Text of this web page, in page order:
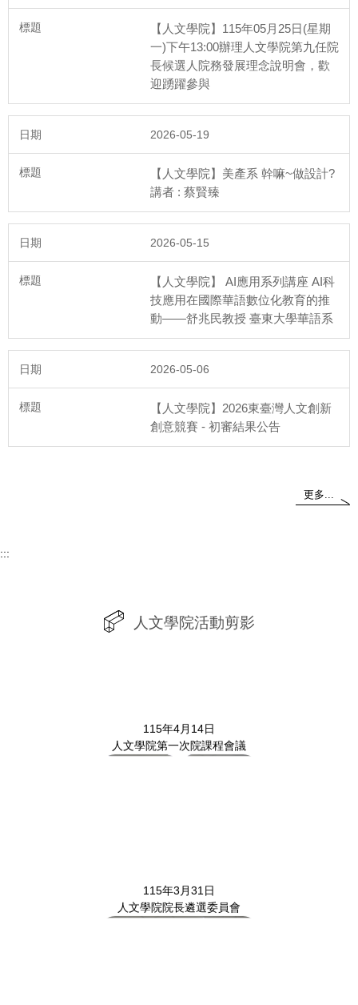
【人文學院】115年05月25日(星期
一)下午13:00辦理人文學院第九任院
長候選人院務發展理念說明會，歡
迎踴躍參與
2026-05-19
【人文學院】美產系 幹嘛~做設計?
講者 : 蔡賢臻
2026-05-15
【人文學院】 AI應用系列講座 AI科
技應用在國際華語數位化教育的推
動——舒兆民教授 臺東大學華語系
2026-05-06
【人文學院】2026東臺灣人文創新
創意競賽 - 初審結果公告
更多...
:::
人文學院活動剪影
115年5月25日
人文學院第九任院長遴選院長候選人院務發展理念說明會
第三次院長遴選委員會
人文學院第一次院課程會議
人文學院院長遴選委員會